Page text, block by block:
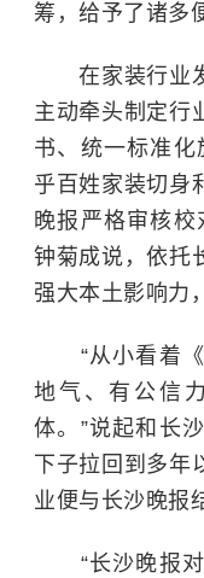
筹，给予了诸多
在家装行业发
主动牵头制定行
书、统一标准化
乎百姓家装切身
晚报严格审核校
钟菊成说，依托
强大本土影响力
“从小看着《
地气、有公信
体。”说起和长
下子拉回到多
业便与长沙晚报
“长沙晚报对